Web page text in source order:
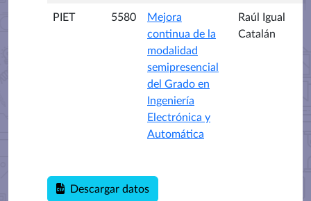
PIET 5580
Mejora
continua de la
modalidad
semipresencial
del Grado en
Ingeniería
Electrónica y
Automática
Raúl Igual
Catalán
Descargar datos